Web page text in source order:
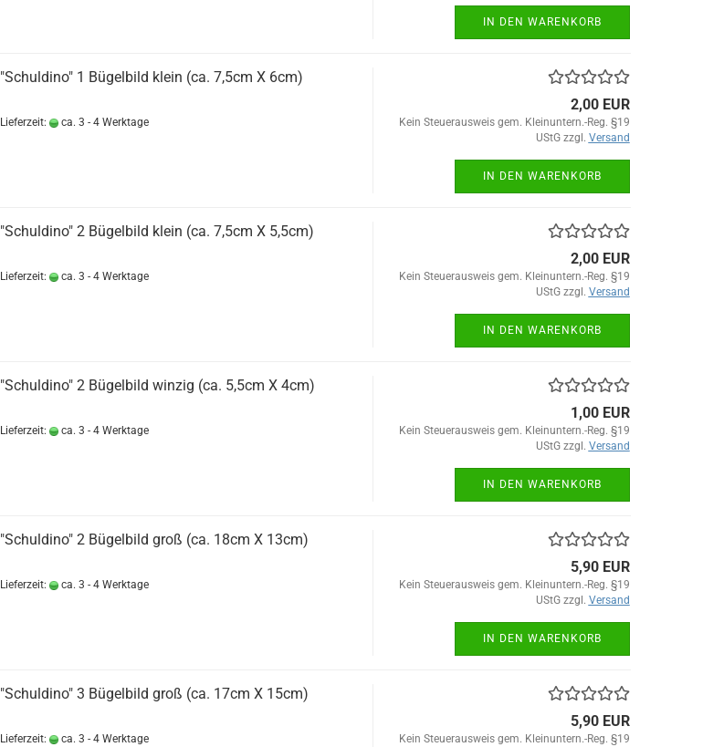
IN DEN WARENKORB
"Schuldino" 1 Bügelbild klein (ca. 7,5cm X 6cm)
Lieferzeit: ca. 3 - 4 Werktage
2,00 EUR
Kein Steuerausweis gem. Kleinuntern.-Reg. §19
UStG zzgl. Versand
IN DEN WARENKORB
"Schuldino" 2 Bügelbild klein (ca. 7,5cm X 5,5cm)
Lieferzeit: ca. 3 - 4 Werktage
2,00 EUR
Kein Steuerausweis gem. Kleinuntern.-Reg. §19
UStG zzgl. Versand
IN DEN WARENKORB
"Schuldino" 2 Bügelbild winzig (ca. 5,5cm X 4cm)
Lieferzeit: ca. 3 - 4 Werktage
1,00 EUR
Kein Steuerausweis gem. Kleinuntern.-Reg. §19
UStG zzgl. Versand
IN DEN WARENKORB
"Schuldino" 2 Bügelbild groß (ca. 18cm X 13cm)
Lieferzeit: ca. 3 - 4 Werktage
5,90 EUR
Kein Steuerausweis gem. Kleinuntern.-Reg. §19
UStG zzgl. Versand
IN DEN WARENKORB
"Schuldino" 3 Bügelbild groß (ca. 17cm X 15cm)
Lieferzeit: ca. 3 - 4 Werktage
5,90 EUR
Kein Steuerausweis gem. Kleinuntern.-Reg. §19